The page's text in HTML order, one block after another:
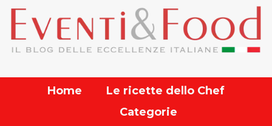
Home
Le ricette dello Chef
Categorie